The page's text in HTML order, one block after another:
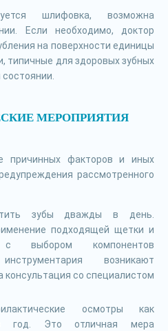
шлифовка, возможна
Если необходимо, доктор
на поверхности единицы
типичные для здоровых зубных
МЕРОПРИЯТИЯ
причинных факторов и иных
рассмотренного
зубы дважды в день.
подходящей щетки и
выбором компонентов
возникают
консультация со специалистом
осмотры как
год. Это отличная мера